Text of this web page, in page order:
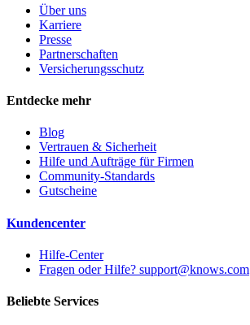
Über uns
Karriere
Presse
Partnerschaften
Versicherungsschutz
Entdecke mehr
Blog
Vertrauen & Sicherheit
Hilfe und Aufträge für Firmen
Community-Standards
Gutscheine
Kundencenter
Hilfe-Center
Fragen oder Hilfe? support@knows.com
Beliebte Services